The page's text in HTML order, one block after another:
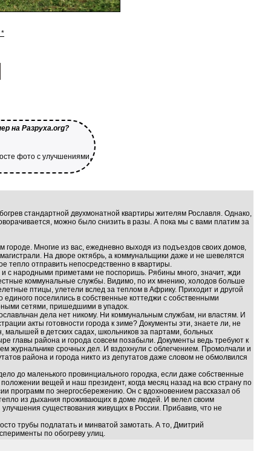
*
на Разруха.org?
фото с улучшениями,
стандартной двухмонатной квартиры жителям Рославля. Однако,
можно было снизить в разы. А пока мы с вами платим за
Многие из вас, ежедневно выходя из подъездов своих домов,
На дворе октябрь, а коммунальщики даже и не шевелятся
тепло отправить непосредственно в квартиры.
с народными приметами не поспоришь. Рябины много, значит, жди
коммунальные службы. Видимо, по их мнению, холодов больше
птицы, улетели вслед за теплом в Африку. Приходит и другой
поселились в собственные коттеджи с собственными
сетями, пришедшими в упадок.
дела нет никому. Ни коммунальным службам, ни властям. И
акты готовности города к зиме? Документы эти, знаете ли, не
малышей в детских садах, школьников за партами, больных
главы района и города совсем позабыли. Документы ведь требуют к
журнальчике срочных дел. И вздохнули с облегчением. Промолчали и
района и города никто из депутатов даже словом не обмолвился
до маленького провинциального городка, если даже собственные
вещей и наш президент, когда месяц назад на всю страну по
программ по энергосбережению. Он с вдохновением рассказал об
из дыхания проживающих в доме людей. И велел своим
существования живущих в России. Прибавив, что не
трубы подлатать и минватой замотать. А то, Дмитрий
по обогреву улиц.